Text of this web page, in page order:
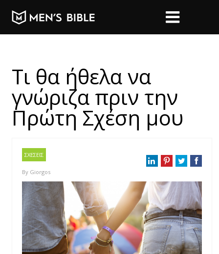
Τι θα ήθελα να
γνώριζα πριν την
Πρώτη Σχέση μου
ΣΧΕΣΕΙΣ
By Giorgos